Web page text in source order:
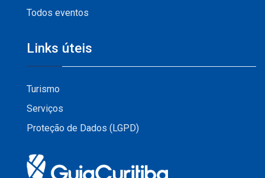
Todos eventos
Links úteis
Turismo
Serviços
Proteção de Dados (LGPD)